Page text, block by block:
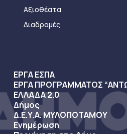
Αξιοθέατα
Διαδρομές
ΕΡΓΑ ΕΣΠΑ
ΕΡΓΑ ΠΡΟΓΡΑΜΜΑΤΟΣ
ΕΛΛΑΔΑ 2.0
Δήμος
Δ.Ε.Υ.Α. ΜΥΛΟΠΟΤΑΜΟΥ
Ενημέρωση